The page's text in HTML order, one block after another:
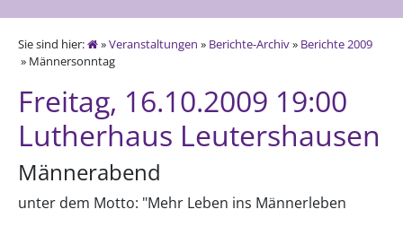
Sie sind hier: »Veranstaltungen » Berichte-Archiv» Berichte 2009
» Männersonntag
Freitag, 16.10.2009 19:00
Lutherhaus Leutershausen
Männerabend
unter dem Motto: "Mehr Leben ins Männerleben